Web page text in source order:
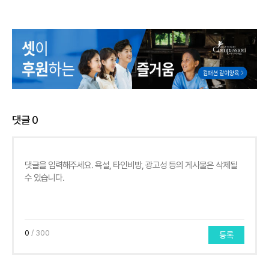
댓글0
0 / 300 등록